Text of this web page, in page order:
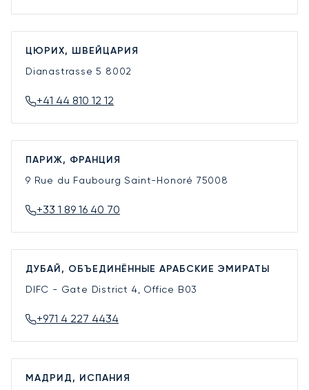
ЦЮРИХ, ШВЕЙЦАРИЯ
Dianastrasse 5 8002
+41 44 810 12 12
ПАРИЖ, ФРАНЦИЯ
9 Rue du Faubourg Saint-Honoré 75008
+33 1 89 16 40 70
ДУБАЙ, ОБЪЕДИНЁННЫЕ АРАБСКИЕ ЭМИРАТЫ
DIFC - Gate District 4, Office B03
+971 4 227 4434
МАДРИД, ИСПАНИЯ